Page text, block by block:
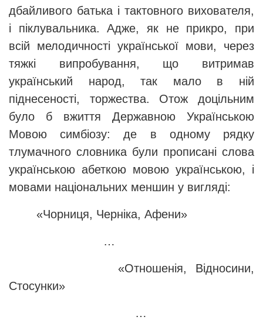
дбайливого батька і тактовного вихователя,
і піклувальника. Адже, як не прикро, при
всій мелодичності української мови, через
тяжкі випробування, що витримав
український народ, так мало в ній
піднесеності, торжества. Отож доцільним
було б вжиття Державною Українською
Мовою симбіозу: де в одному рядку
тлумачного словника були прописані слова
українською абеткою мовою українською, і
мовами національних меншин у вигляді:
«Чорниця, Черніка, Афени»
…
«Отношенія, Відносини,
Стосунки»
…